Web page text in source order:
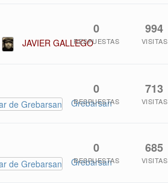
JAVIER GALLEGO
0
RESPUESTAS
994
VISITAS
Grebarsan
0
RESPUESTAS
713
VISITAS
Grebarsan
0
RESPUESTAS
685
VISITAS